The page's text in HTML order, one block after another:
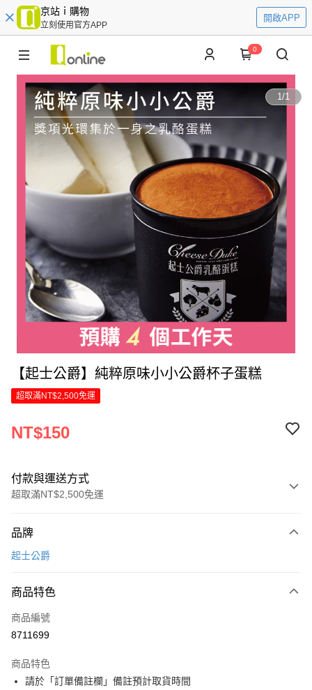
京站ｉ購物
立刻使用官方APP
開啟APP
0
1/1
【起士公爵】純粹原味小小公爵杯子蛋糕
超取滿NT$2,500免運
NT$150
付款與運送方式
超取滿NT$2,500免運
信用卡一次付款
Apple Pay
街口支付
Google Pay
品牌
起士公爵
商品特色
商品編號
8711699
商品特色
請於「訂單備註欄」備註預計取貨時間